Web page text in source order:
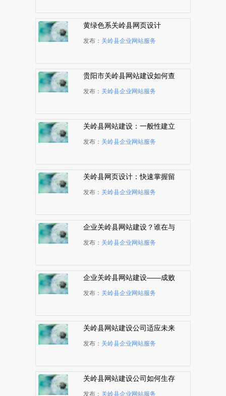
黄绿色系关岭县网页设计
发布： 关岭县企业网站服务
贵阳市关岭县网站建设如何查
发布： 关岭县企业网站服务
关岭县网站建设：一般性建立
发布： 关岭县企业网站服务
关岭县网页设计：快速掌握留
发布： 关岭县企业网站服务
企业关岭县网站建设？谁在与
发布： 关岭县企业网站服务
企业关岭县网站建设——成败
发布： 关岭县企业网站服务
关岭县网站建设公司适应未来
发布： 关岭县企业网站服务
关岭县网站建设公司如何生存
发布： 关岭县企业网站服务